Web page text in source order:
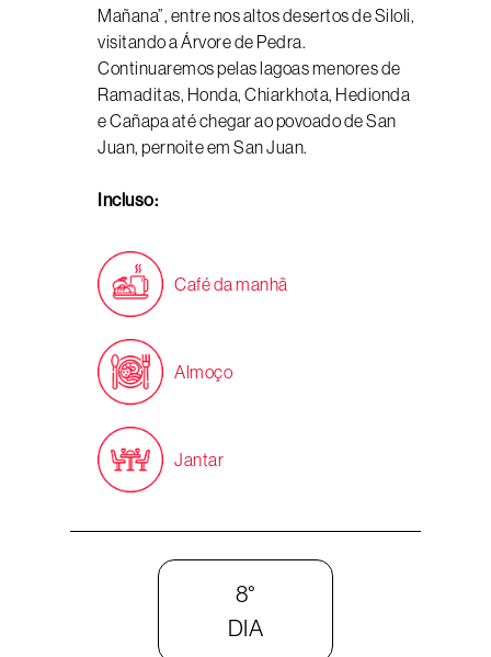
Mañana”, entre nos altos desertos de Siloli,
visitando a Árvore de Pedra.
Continuaremos pelas lagoas menores de
Ramaditas, Honda, Chiarkhota, Hedionda
e Cañapa até chegar ao povoado de San
Juan, pernoite em San Juan.
Incluso:
Café da manhã
Almoço
Jantar
8°
DIA